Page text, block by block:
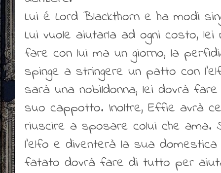
Lui é Lord Blackthorn e ha modi
Lui vuole aiutarla ad ogni costo,
fare con lui ma un giorno, la
spinge a stringere un patto con
sarà una nobildonna, lei dovrà
suo cappotto. Inoltre, Effie avrà
riuscire a sposare colui che ama.
l’elfo e diventerà la sua
fatato dovrà fare di tutto per